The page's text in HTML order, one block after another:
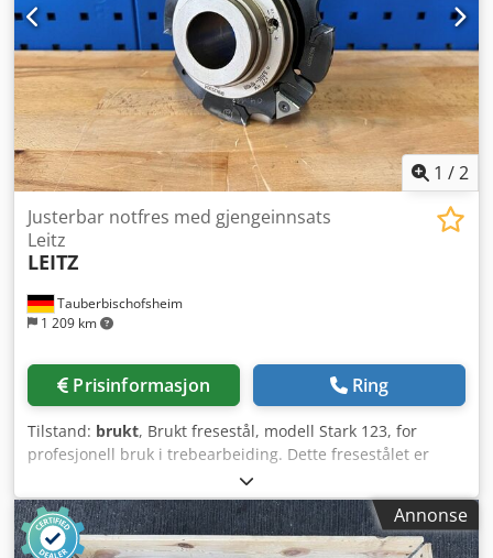
1 /2
Tauberbischofsheim
1 209 km
Justerbar notfres med gjengeinnsats
Leitz
LEITZ
Prisinformasjon Ring
Tilstand: brukt, Brukt fresestål, modell Stark 123, for
profesjonell bruk i trebearbeiding. Dette fresestålet er
egnet for typiske bearbeidingsoppgaver for denne typen
maskin, og kan inspiseres etter avtale. Ytterligere tekniske
data og den nøyaktige tilstanden oppgis gjerne på
forespørsel. Dcedezryn Njpfx Aqpek
Annonse